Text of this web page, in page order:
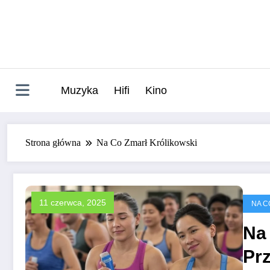
Muzyka Hifi Kino
Strona główna Na Co Zmarł Królikowski
11 czerwca, 2025 NA